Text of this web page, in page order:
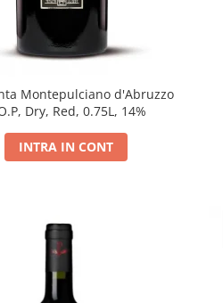
Montepulciano d'Abruzzo
Dry, Red, 0.75L, 14%
INTRA IN CONT